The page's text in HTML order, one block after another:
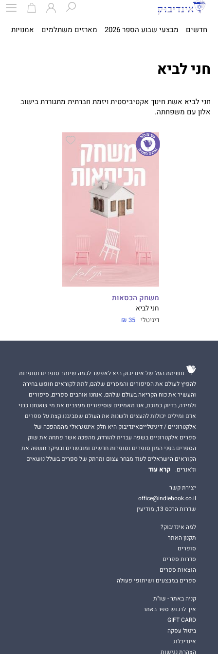
חדשים מבצעי שבוע הספר 2026 מארזים משתלמים אמנויות
חני לביא
חני לביא אשת חינוך אקטיביסטית ויזמת חברתית מתגוררת בישוב
אלון עם משפחתה.
משחק הכסאות
חני לביא
דיגיטלי 35 ₪
משימת העל של אינדיבוק היא לאפשר לכמה שיותר סופרים וסופרות
להפיץ לעולם את הסיפורים והמסרים שלהם, לתת לקוראים חופש בחירה
והעשיר את כוח הקריאה בעולם שלהם. אנחנו אוהבים ספרים, סיפורים
ולמידה, בדיוק כמוכם, אנו מאמינים שסיפורים מעצבים את מי שאנחנו כבני
אדם ומילים יכולות להעצים ולשנות את העולם שסביבנו.קצת על ספרים
אלקטרוניים / דיגיטלייםאינדיבוק היא חלק אינטגראלי מהמהפכה של
ספרים אלקטרוניים בשפה עברית להורדה, מהפכה אשר פתחה את שוק
הספרים בפני המון סופרים וסופרות חדשים ומוכשרים ובעיקר חשפה את
הקוראים הישראלים לעוד מבחר עצום ומרתק של ספרים בשלל נושאים
וז'אנרים.
קרא עוד
יצירת קשר
office@indiebook.co.il
שדרות הרכס 13, מודיעין
למה אינדיבוק?
תקנון האתר
סופרים
סדרות ספרים
הוצאות ספרים
ספרים במבצעים ושיתופי פעולה
קניה באתר - שו"ת
איך לרכוש ספר באתר
GIFT CARD
ביטול עסקה
אינדיבלוג
הצהרת נגישות